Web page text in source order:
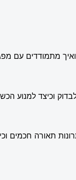
מתמודדים עם
וכיצד למנוע